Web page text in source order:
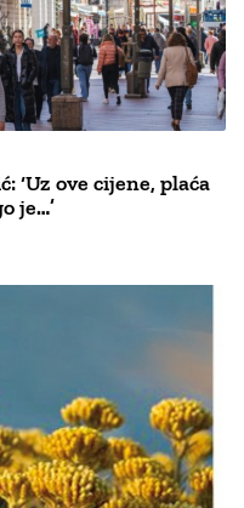
‘Uz ove cijene, plaća
je…’